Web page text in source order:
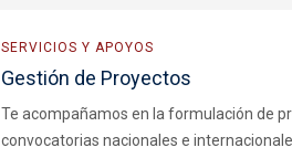
SERVICIOS Y APOYOS
Gestión de Proyectos
Te acompañamos en la formulación de
convocatorias nacionales e